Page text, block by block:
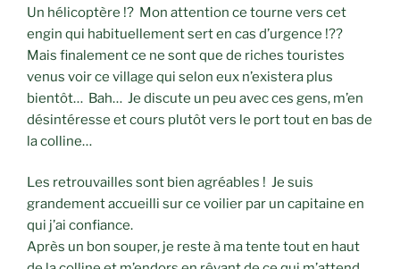
Un hélicoptère !? Mon attention ce tourne vers cet
engin qui habituellement sert en cas d’urgence !??
Mais finalement ce ne sont que de riches touristes
venus voir ce village qui selon eux n’existera plus
bientôt… Bah… Je discute un peu avec ces gens, m’en
désintéresse et cours plutôt vers le port tout en bas de
la colline…
Les retrouvailles sont bien agréables ! Je suis
grandement accueilli sur ce voilier par un capitaine en
qui j’ai confiance.
Après un bon souper, je reste à ma tente tout en haut